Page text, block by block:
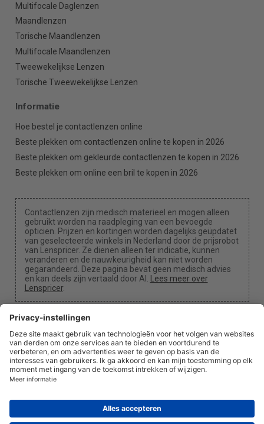
Multifocale Daglenzen
Maandlenzen
Torische Maandlenzen
Multifocale Maandlenzen
Tweewekelijkse Lenzen
Torische Tweewekelijkse Lenzen
Informatie
Hoe bestel je contactlenzen online
Beste plekken om contactlenzen online te kopen in 2026
Beste plekken om gekleurde contactlenzen te kopen in 2026
Beste plekken om online een bril te kopen in 2026
Contactlenzen zijn medisch materieel en mogen alleen
gebruikt worden na raadpleging van een bevoegde
opticien. Prijzen en kortingen worden dagelijks geüpdatet
van geselecteerde winkels in Nederland door de prijsrobot
van Lenspricer. Ze dienen alleen ter indicatie, kunnen
veranderen en de nauwkeurigheid kan niet worden
gegarandeerd. Deze pagina bevat geen medisch advies
en kan deels zijn vertaald door AI. Lees meer over
Lenspricer.
Cookie-instellingen
We kunnen een commissie ontvangen als je een van
InformatiePrivacyJuridisch